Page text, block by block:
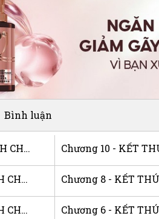
Bình luận
Chương 11 - KẾT THÚC MỐI TÌNH CHỊ EM
Chương 9 - KẾT THÚC MỐI TÌNH CHỊ EM
Chương 7 - KẾT THÚC MỐI TÌNH CHỊ EM